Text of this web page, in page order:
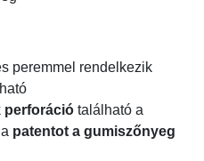
peremmel rendelkezik
perforáció található a
patentot a gumiszőnyeg